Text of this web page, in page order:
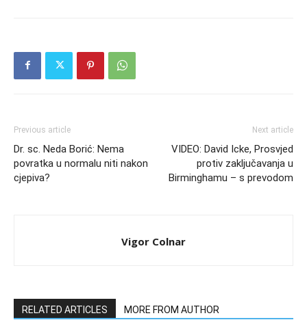
Previous article
Dr. sc. Neda Borić: Nema
povratka u normalu niti nakon
cjepiva?
Next article
VIDEO: David Icke, Prosvjed
protiv zaključavanja u
Birminghamu – s prevodom
Vigor Colnar
RELATED ARTICLES MORE FROM AUTHOR